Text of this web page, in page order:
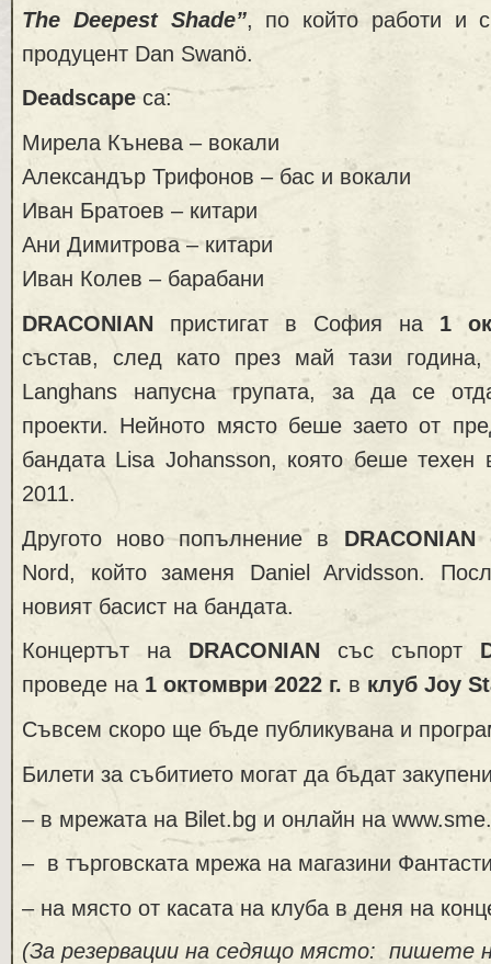
The Deepest Shade”, по който работи и
продуцент Dan Swanö.
Deadscape са:
Мирела Кънева – вокали
Александър Трифонов – бас и вокали
Иван Братоев – китари
Ани Димитрова – китари
Иван Колев – барабани
DRACONIAN пристигат в София на 1
състав, след като през май тази година,
Langhans напусна групата, за да се
проекти. Нейното място беше заето от
бандата Lisa Johansson, която беше
2011.
Другото ново попълнение в DRACONIAN
Nord, който заменя Daniel Arvidsson.
новият басист на бандата.
Концертът на DRACONIAN със съпорт
проведе на 1 октомври 2022 г. в клуб Joy
Съвсем скоро ще бъде публикувана и
Билети за събитието могат да бъдат
– в мрежата на Bilet.bg и онлайн на
– в търговската мрежа на магазини
– на място от касата на клуба в деня на
(За резервации на седящо място: пишете